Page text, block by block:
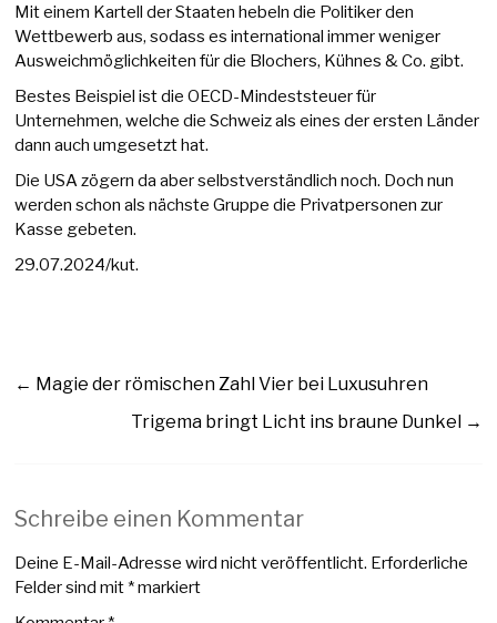
Mit einem Kartell der Staaten hebeln die Politiker den
Wettbewerb aus, sodass es international immer weniger
Ausweichmöglichkeiten für die Blochers, Kühnes & Co. gibt.
Bestes Beispiel ist die OECD-Mindeststeuer für
Unternehmen, welche die Schweiz als eines der ersten Länder
dann auch umgesetzt hat.
Die USA zögern da aber selbstverständlich noch. Doch nun
werden schon als nächste Gruppe die Privatpersonen zur
Kasse gebeten.
29.07.2024/kut.
← Magie der römischen Zahl Vier bei Luxusuhren
Trigema bringt Licht ins braune Dunkel →
Schreibe einen Kommentar
Deine E-Mail-Adresse wird nicht veröffentlicht. Erforderliche
Felder sind mit*markiert